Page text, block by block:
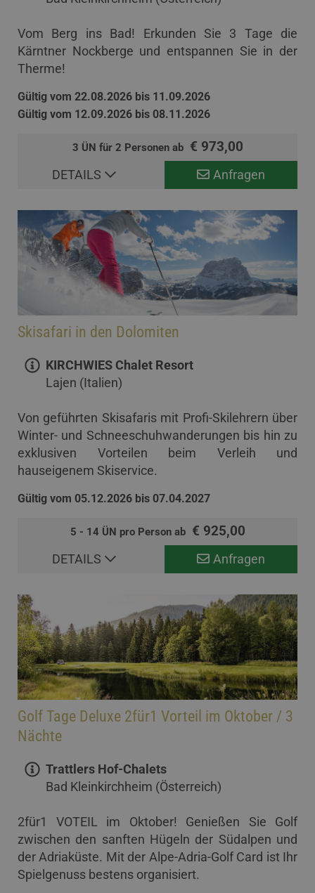
Vom Berg ins Bad! Erkunden Sie 3 Tage die
Kärntner Nockberge und entspannen Sie in der
Therme!
Gültig vom 22.08.2026 bis 11.09.2026
Gültig vom 12.09.2026 bis 08.11.2026
3 ÜN für 2 Personen ab € 973,00
Anfragen
DETAILS
Skisafari in den Dolomiten
KIRCHWIES Chalet Resort
Lajen (Italien)
Von geführten Skisafaris mit Profi-Skilehrern über
Winter- und Schneeschuhwanderungen bis hin zu
exklusiven Vorteilen beim Verleih und
hauseigenem Skiservice.
Gültig vom 05.12.2026 bis 07.04.2027
5 - 14 ÜN pro Person ab € 925,00
Anfragen
DETAILS
Golf Tage Deluxe 2für1 Vorteil im Oktober / 3
Nächte
Trattlers Hof-Chalets
Bad Kleinkirchheim (Österreich)
2für1 VOTEIL im Oktober! Genießen Sie Golf
zwischen den sanften Hügeln der Südalpen und
der Adriaküste. Mit der Alpe-Adria-Golf Card ist Ihr
Spielgenuss bestens organisiert.